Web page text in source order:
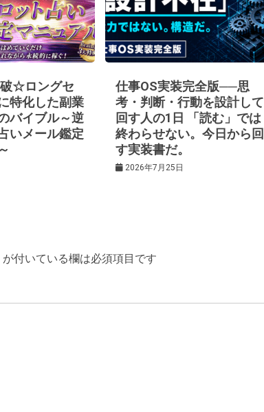
破☆ロングセ
特化した副業
バイブル～逆
いメール鑑定
仕事OS実装完全版──思
考・判断・行動を設計して
回す人の1日 「読む」では
終わらせない。今日から回
す実装書だ。
2026年7月25日
が付いている欄は必須項目です